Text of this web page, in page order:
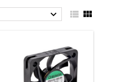
  